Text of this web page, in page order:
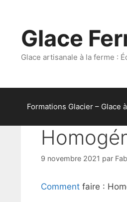
contenuGlace
Glace artisanale à la ferme :
Formations Glacier – Glace
9 novembre 2021 par
Comment faire :